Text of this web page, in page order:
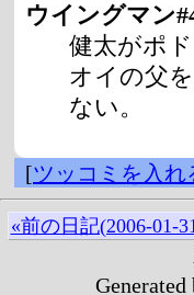
ウイングマン
健太がポ
オイの父
ない。
[ツッコミを入れ
«前の日記(2006-01-
Generated